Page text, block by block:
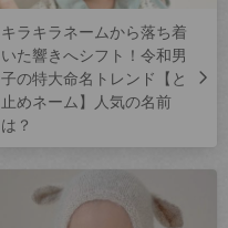
キラキラネームから落ち着
いた響きへシフト！令和男
子の特大命名トレンド【と
止めネーム】人気の名前
は？